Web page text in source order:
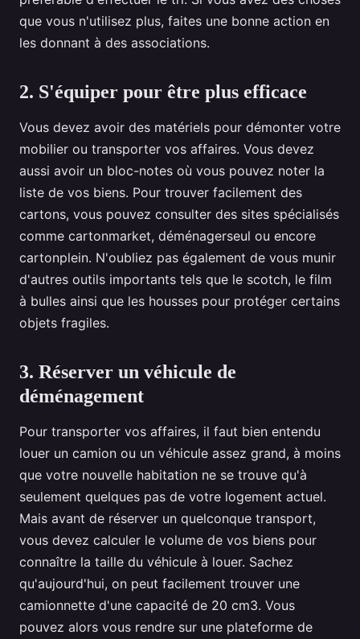
que vous n'utilisez plus, faites une bonne action en
les donnant à des associations.
2. S'équiper pour être plus efficace
Vous devez avoir des matériels pour démonter votre
mobilier ou transporter vos affaires. Vous devez
aussi avoir un bloc-notes où vous pouvez noter la
liste de vos biens. Pour trouver facilement des
cartons, vous pouvez consulter des sites spécialisés
comme cartonmarket, déménagerseul ou encore
cartonplein. N'oubliez pas également de vous munir
d'autres outils importants tels que le scotch, le film
à bulles ainsi que les housses pour protéger certains
objets fragiles.
3. Réserver un véhicule de
déménagement
Pour transporter vos affaires, il faut bien entendu
louer un camion ou un véhicule assez grand, à moins
que votre nouvelle habitation ne se trouve qu'à
seulement quelques pas de votre logement actuel.
Mais avant de réserver un quelconque transport,
vous devez calculer le volume de vos biens pour
connaître la taille du véhicule à louer. Sachez
qu'aujourd'hui, on peut facilement trouver une
camionnette d'une capacité de 20 cm3. Vous
pouvez alors vous rendre sur une plateforme de